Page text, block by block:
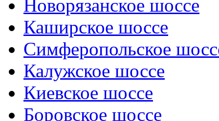
Новорязанское шоссе
Каширское шоссе
Симферопольское
Калужское шоссе
Киевское шоссе
Боровское шоссе